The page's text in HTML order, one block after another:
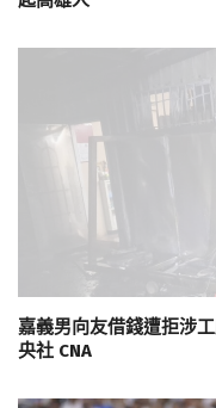
嘉義男向友借錢遭拒涉
央社 CNA